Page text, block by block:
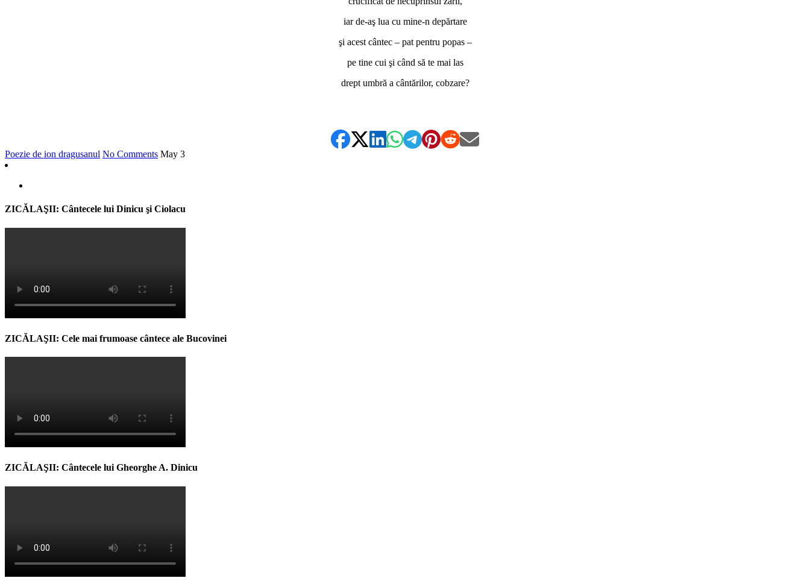
iar de-aş lua cu mine-n depărtare
şi acest cântec – pat pentru popas –
pe tine cui şi când să te mai las
drept umbră a cântărilor, cobzare?
Poezie de ion dragusanul No Comments May 3
ZICĂLAŞII: Cântecele lui Dinicu şi Ciolacu
ZICĂLAŞII: Cele mai frumoase cântece ale Bucovinei
ZICĂLAŞII: Cântecele lui Gheorghe A. Dinicu